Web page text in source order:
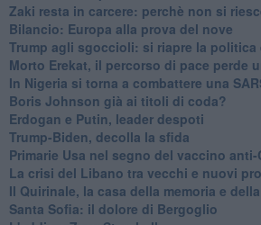
Zaki resta in carcere: perchè non si
Bilancio: Europa alla prova del nove
Trump agli sgoccioli: si riapre la politica
Morto Erekat, il percorso di pace perde
In Nigeria si torna a combattere una
Boris Johnson già ai titoli di coda?
Erdogan e Putin, leader despoti
Trump-Biden, decolla la sfida
Primarie Usa nel segno del vaccino anti-
La crisi del Libano tra vecchi e nuovi
Il Quirinale, la casa della memoria e
Santa Sofia: il dolore di Bergoglio